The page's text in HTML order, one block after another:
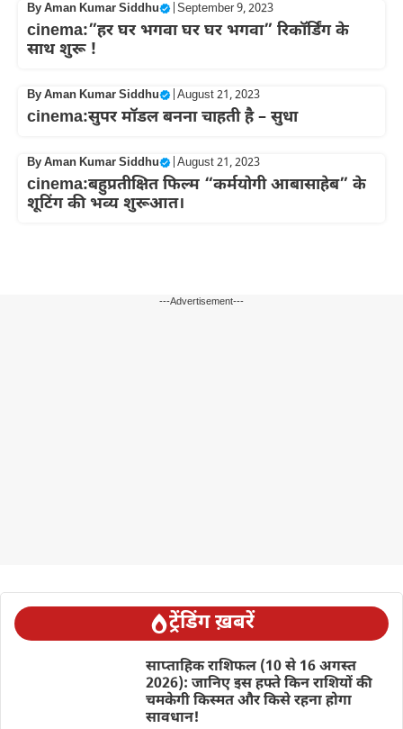
ByAman Kumar Siddhu September 9, 2023
cinema:”हर घर भगवा घर घर भगवा” रिकॉर्डिंग के
साथ शुरू !
ByAman Kumar Siddhu August 21, 2023
cinema:सुपर मॉडल बनना चाहती है – सुधा
ByAman Kumar Siddhu August 21, 2023
cinema:बहुप्रतीक्षित फिल्म “कर्मयोगी आबासाहेब” के
शूटिंग की भव्य शुरूआत।
---Advertisement---
ट्रेंडिंग ख़बरें
साप्ताहिक राशिफल (10 से 16 अगस्त
2026): जानिए इस हफ्ते किन राशियों की
चमकेगी किस्मत और किसे रहना होगा
सावधान!